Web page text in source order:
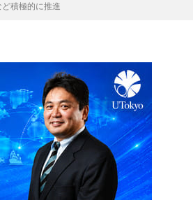
積極的に推進